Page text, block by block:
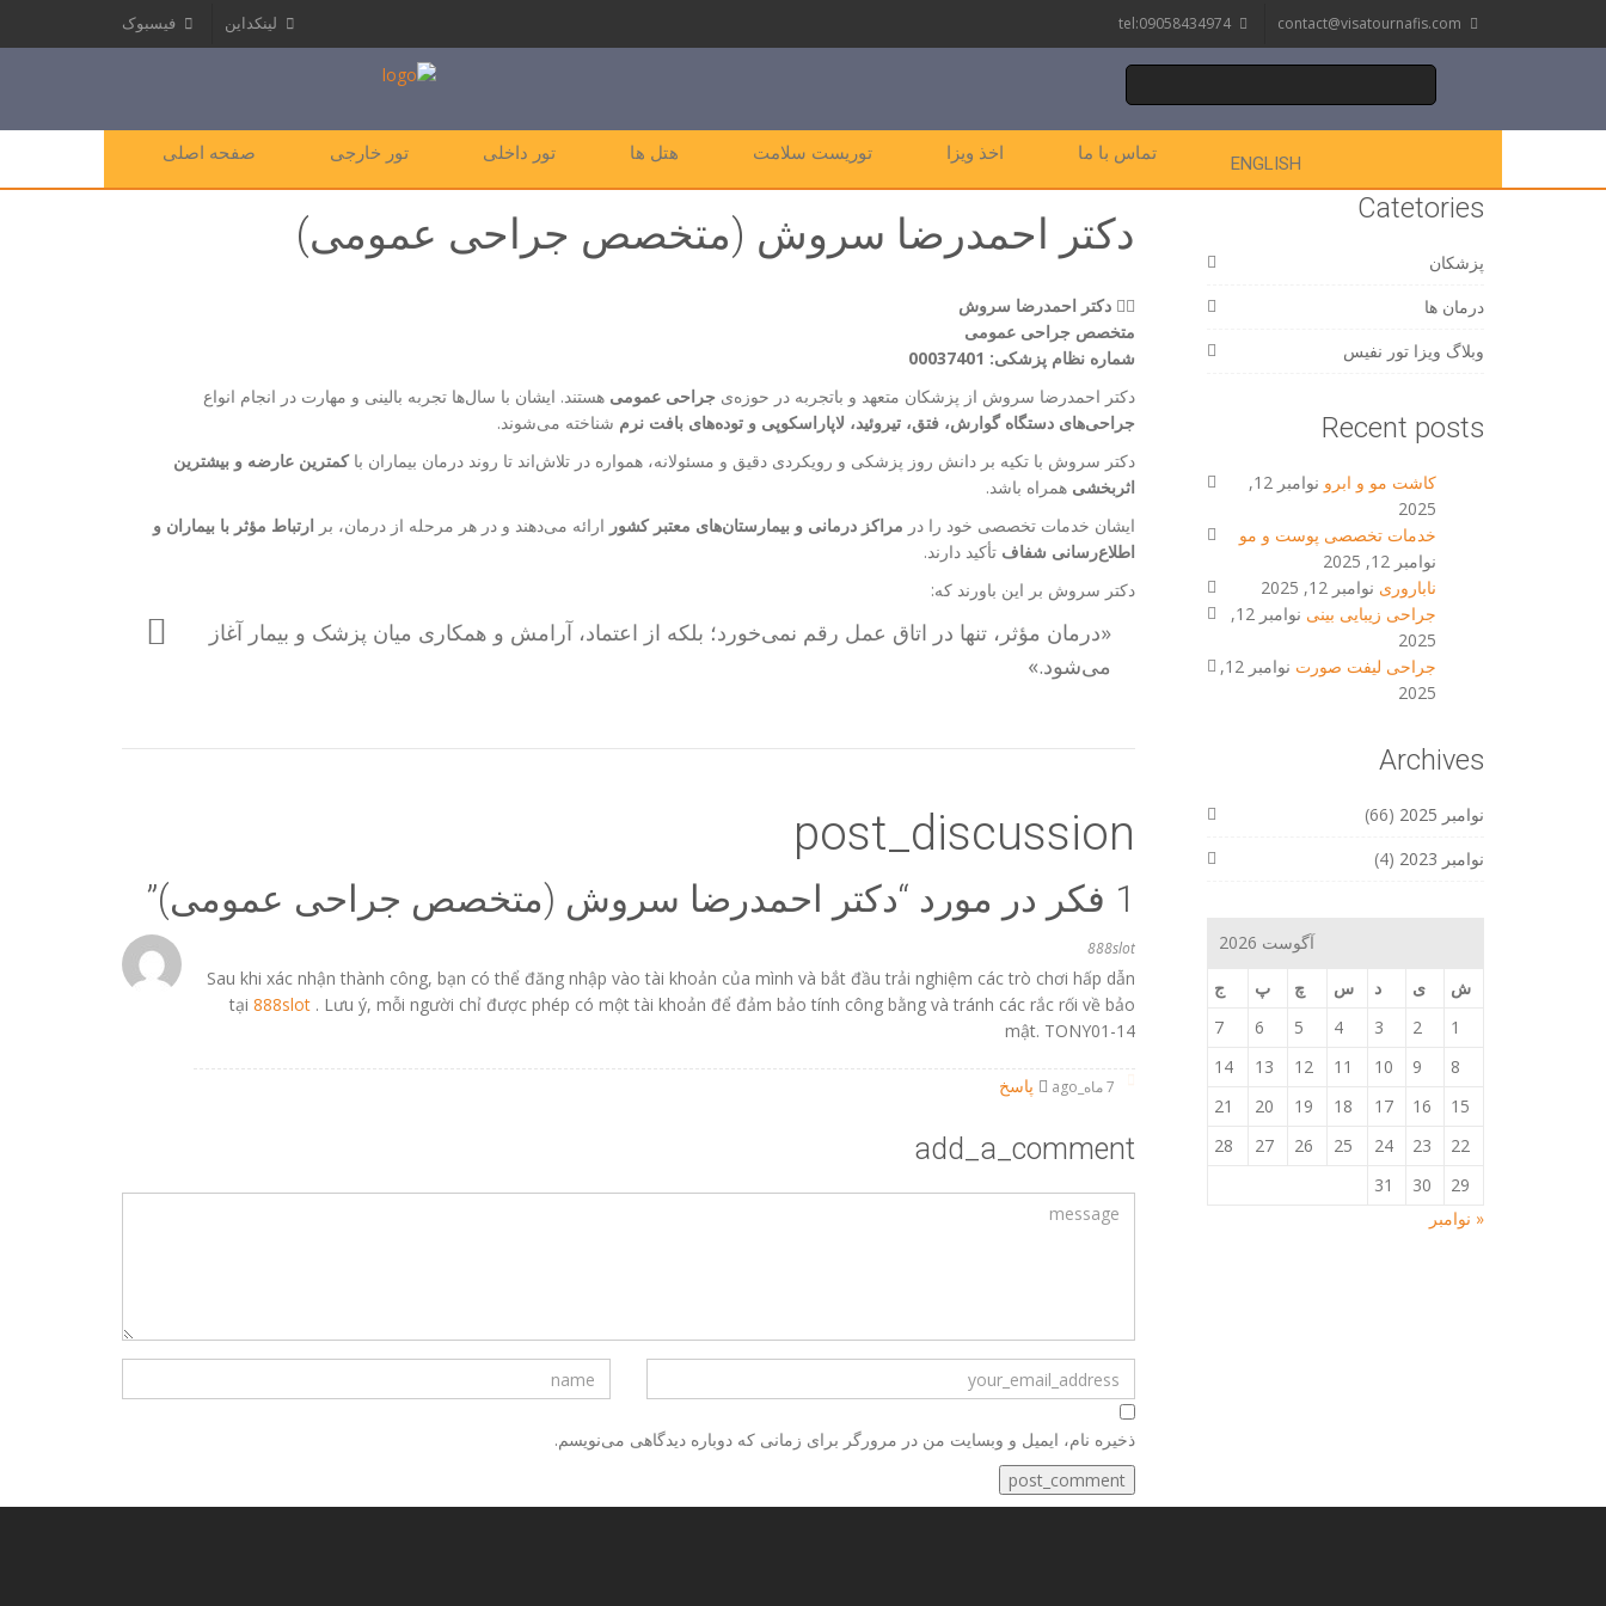
فیسبوک لینکداین tel:09058434974 contact@visatournafis.com
صفحه اصلی تور خارجی تور داخلی هتل ها توریست سلامت اخذ ویزا تماس با ما ENGLISH
دکتر احمدرضا سروش (متخصص جراحی عمومی)
👨‍⚕️دکتر احمدرضا سروش
متخصص جراحی عمومی
شماره نظام پزشکی: 00037401
دکتر احمدرضا سروش از پزشکان متعهد و باتجربه در حوزه‌ی جراحی عمومی هستند. ایشان با سال‌ها تجربه بالینی و مهارت در انجام انواع
جراحی‌های دستگاه گوارش، فتق، تیروئید، لاپاراسکوپی و توده‌های بافت نرم شناخته می‌شوند.
دکتر سروش با تکیه بر دانش روز پزشکی و رویکردی دقیق و مسئولانه، همواره در تلاش‌اند تا روند درمان بیماران باکمترین عارضه و بیشترین
اثربخشی همراه باشد.
ایشان خدمات تخصصی خود را در مراکز درمانی و بیمارستان‌های معتبر کشور ارائه می‌دهند و در هر مرحله از درمان، بر ارتباط مؤثر با بیماران و
اطلاع‌رسانی شفاف تأکید دارند.
دکتر سروش بر این باورند که:
«درمان مؤثر، تنها در اتاق عمل رقم نمی‌خورد؛ بلکه از اعتماد، آرامش و همکاری میان پزشک و بیمار آغاز
می‌شود.»
post_discussion
‫1 فکر در مورد “ دکتر احمدرضا سروش (متخصص جراحی عمومی)”
888slot
Sau khi xác nhận thành công, bạn có thể đăng nhập vào tài khoản của mình và bắt đầu trải nghiệm các trò chơi hấp dẫn
tại 888slot. Lưu ý, mỗi người chỉ được phép có một tài khoản để đảm bảo tính công bằng và tránh các rắc rối về bảo
mật. TONY01-14
7 ماه_ago پاسخ
add_a_comment
ذخیره نام، ایمیل و وبسایت من در مرورگر برای زمانی که دوباره دیدگاهی می‌نویسم.
Catetories
پزشکان
درمان ها
وبلاگ ویزا تور نفیس
Recent posts
کاشت مو و ابرو
نوامبر 12,
2025
خدمات تخصصی پوست و مو
نوامبر 12, 2025
ناباروری نوامبر 12, 2025
جراحی زیبایی بینی
نوامبر 12,
2025
جراحی لیفت صورت
نوامبر 12,
2025
Archives
نوامبر 2025
(66)
نوامبر 2023
(4)
آگوست 2026
ش
ی د س چ پ
ج
1
2
3
4
5
6
7
8
9
10
11
12
13
14
15
16
17
18
19
20
21
22
23
24
25
26
27
28
29
30
31
« نوامبر